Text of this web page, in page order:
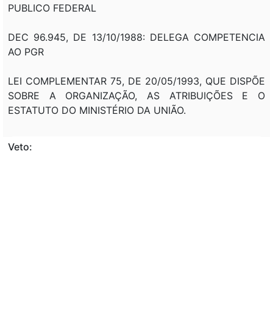
PUBLICO FEDERAL
DEC 96.945, DE 13/10/1988: DELEGA COMPETENCIA
AO PGR
LEI COMPLEMENTAR 75, DE 20/05/1993, QUE DISPÕE
SOBRE A ORGANIZAÇÃO, AS ATRIBUIÇÕES E O
ESTATUTO DO MINISTÉRIO DA UNIÃO.
Veto: